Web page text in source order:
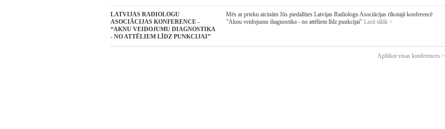
LATVIJAS RADIOLOGU
ASOCIĀCIJAS KONFERENCE -
“AKNU VEIDOJUMU DIAGNOSTIKA
- NO ATTĒLIEM LĪDZ PUNKCIJAI”
Mēs ar prieku aicinām Jūs piedalīties Latvijas Radiologu Asociācijas rīkotajā konferencē
"Aknu veidojumu diagnostika - no attēliem līdz punkcijai" Lasīt tālāk >
Aplūkot visas konferences >